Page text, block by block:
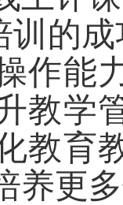
训的
作能
教学
教育
养更